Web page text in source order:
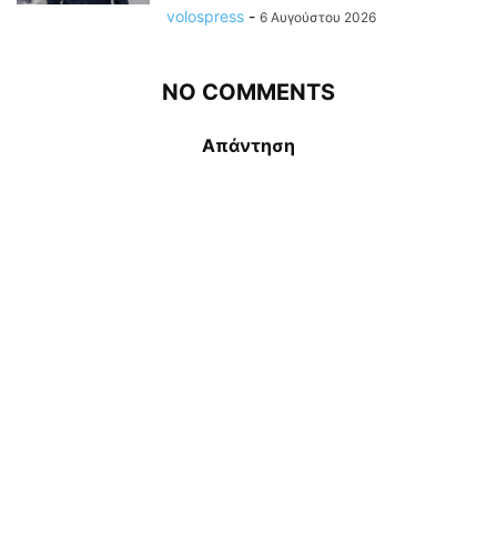
volospress - 6 Αυγούστου 2026
NO COMMENTS
Απάντηση